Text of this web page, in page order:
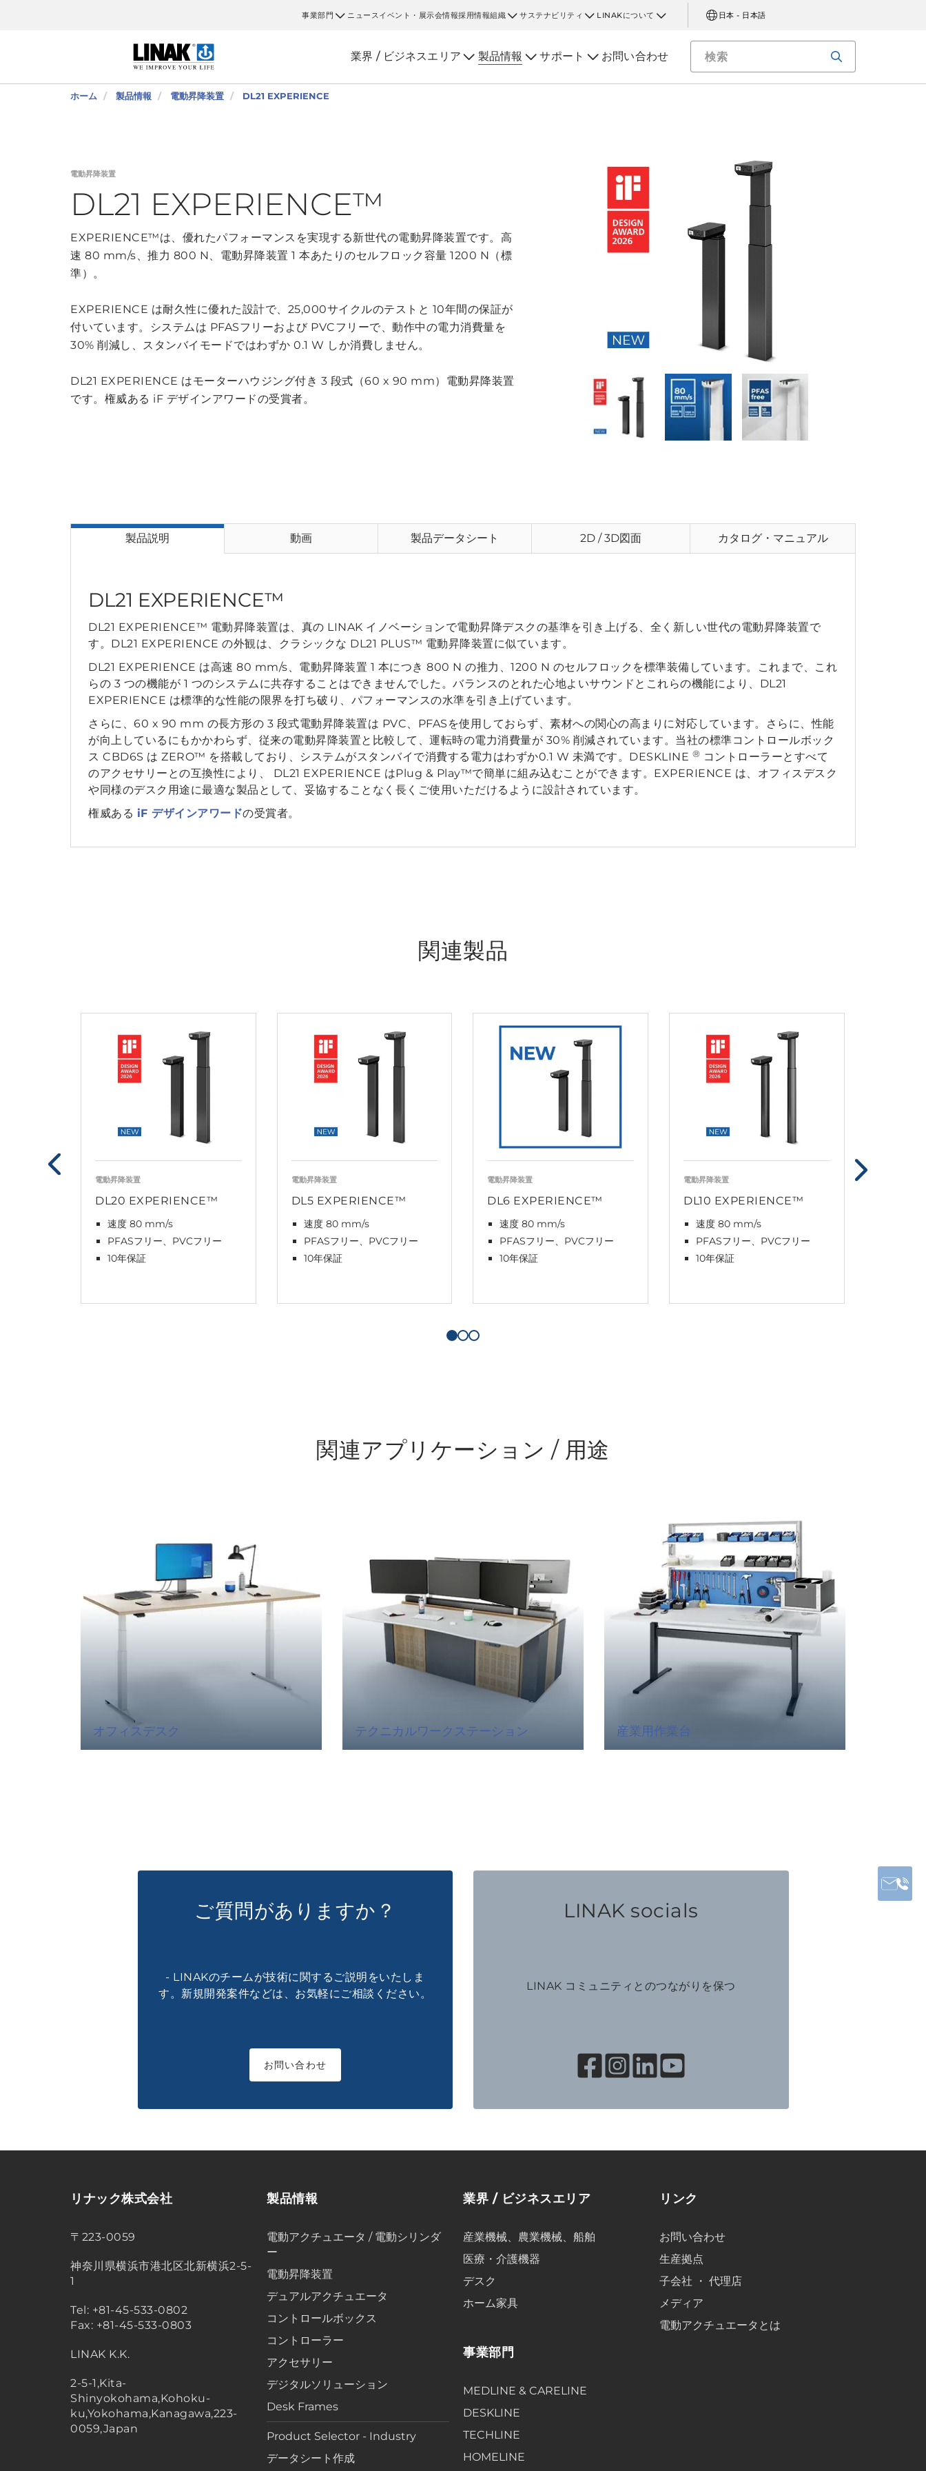
事業部門 ニュース イベント・展示会情報採用情報組織 サステナビリティ LINAKについて 日本 - 日本語
業界 / ビジネスエリア 製品情報 サポート お問い合わせ
ホーム 製品情報 電動昇降装置 DL21 EXPERIENCE
電動昇降装置
DL21 EXPERIENCE™
EXPERIENCE™は、優れたパフォーマンスを実現する新世代の電動昇降装置です。高
速 80 mm/s、推力 800 N、電動昇降装置 1 本あたりのセルフロック容量 1200 N（標
準）。
EXPERIENCE は耐久性に優れた設計で、25,000サイクルのテストと 10年間の保証が
付いています。システムは PFASフリーおよび PVCフリーで、動作中の電力消費量を
30% 削減し、スタンバイモードではわずか 0.1 W しか消費しません。
DL21 EXPERIENCE はモーターハウジング付き 3 段式（60 x 90 mm）電動昇降装置
です。権威ある iF デザインアワードの受賞者。
製品説明 動画 製品データシート 2D / 3D図面 カタログ・マニュアル
DL21 EXPERIENCE™
DL21 EXPERIENCE™ 電動昇降装置は、真の LINAK イノベーションで電動昇降デスクの基準を引き上げる、全く新しい世代の電動昇降装置で
す。DL21 EXPERIENCE の外観は、クラシックな DL21 PLUS™ 電動昇降装置に似ています。
DL21 EXPERIENCE は高速 80 mm/s、電動昇降装置 1 本につき 800 N の推力、1200 N のセルフロックを標準装備しています。これまで、これ
らの 3 つの機能が 1 つのシステムに共存することはできませんでした。バランスのとれた心地よいサウンドとこれらの機能により、DL21
EXPERIENCE は標準的な性能の限界を打ち破り、パフォーマンスの水準を引き上げています。
さらに、60 x 90 mm の長方形の 3 段式電動昇降装置は PVC、PFASを使用しておらず、素材への関心の高まりに対応しています。さらに、性能
が向上しているにもかかわらず、従来の電動昇降装置と比較して、運転時の電力消費量が 30% 削減されています。当社の標準コントロールボック
ス CBD6S は ZERO™ を搭載しており、システムがスタンバイで消費する電力はわずか0.1 W 未満です。DESKLINE ® コントローラーとすべて
のアクセサリーとの互換性により、 DL21 EXPERIENCE はPlug & Play™で簡単に組み込むことができます。EXPERIENCE は、オフィスデスク
や同様のデスク用途に最適な製品として、妥協することなく長くご使用いただけるように設計されています。
権威ある iF デザインアワードの受賞者。
関連製品
電動昇降装置
DL20 EXPERIENCE™
速度 80 mm/s
PFASフリー、PVCフリー
10年保証
電動昇降装置
DL5 EXPERIENCE™
速度 80 mm/s
PFASフリー、PVCフリー
10年保証
電動昇降装置
DL6 EXPERIENCE™
速度 80 mm/s
PFASフリー、PVCフリー
10年保証
電動昇降装置
DL10 EXPERIENCE™
速度 80 mm/s
PFASフリー、PVCフリー
10年保証
関連アプリケーション / 用途
オフィスデスク テクニカルワークステーション 産業用作業台
ご質問がありますか？
- LINAKのチームが技術に関するご説明をいたしま
す。新規開発案件などは、お気軽にご相談ください。
お問い合わせ
LINAK socials
LINAK コミュニティとのつながりを保つ
リナック株式会社
〒223-0059
神奈川県横浜市港北区北新横浜2-5-
1
Tel: +81-45-533-0802
Fax: +81-45-533-0803
LINAK K.K.
2-5-1,Kita-
Shinyokohama,Kohoku-
ku,Yokohama,Kanagawa,223-
0059,Japan
製品情報
電動アクチュエータ / 電動シリンダ
ー
電動昇降装置
デュアルアクチュエータ
コントロールボックス
コントローラー
アクセサリー
デジタルソリューション
Desk Frames
Product Selector - Industry
データシート作成
業界 / ビジネスエリア
産業機械、農業機械、船舶
医療・介護機器
デスク
ホーム家具
事業部門
MEDLINE & CARELINE
DESKLINE
TECHLINE
HOMELINE
リンク
お問い合わせ
生産拠点
子会社 ・ 代理店
メディア
電動アクチュエータとは